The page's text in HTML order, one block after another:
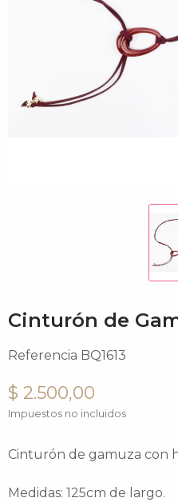
Cinturón de
Referencia BQ1613
$ 2.500,00
Impuestos no incluidos
Cinturón de gamuza con
Medidas: 125cm de largo.